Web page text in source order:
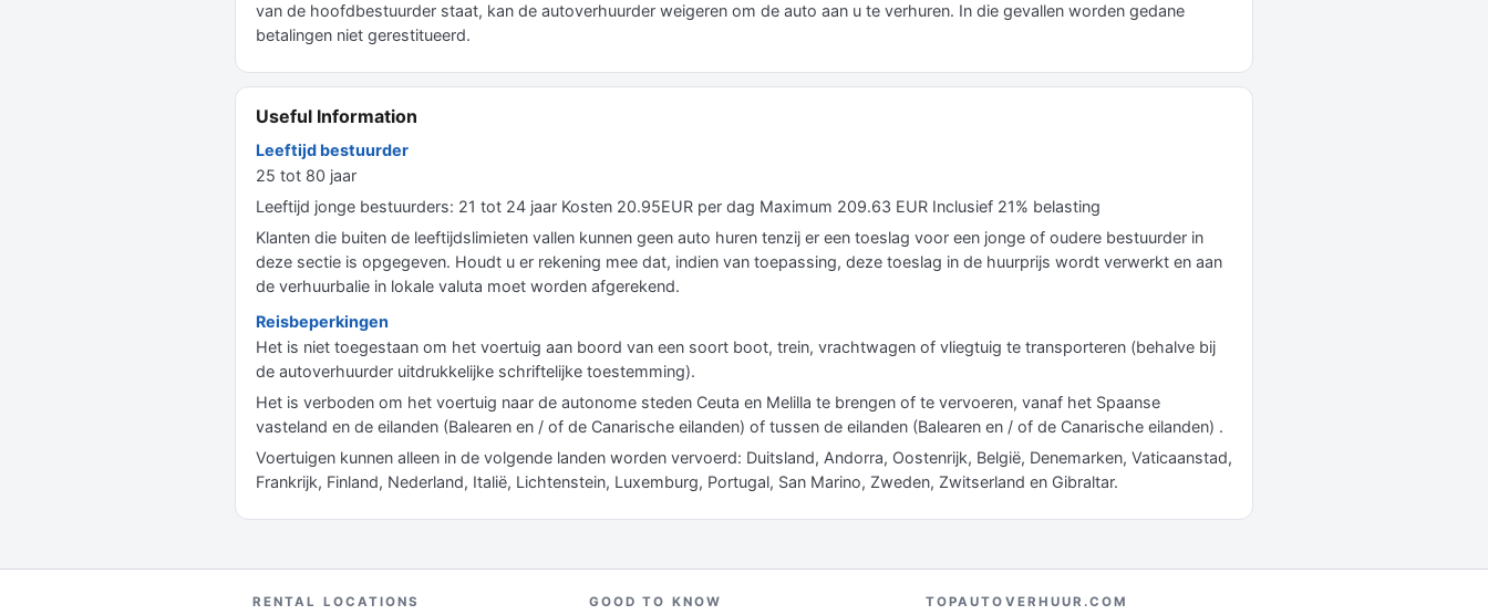
van de hoofdbestuurder staat, kan de autoverhuurder weigeren om de auto aan u te verhuren. In die gevallen worden gedane
betalingen niet gerestitueerd.
Useful Information
Leeftijd bestuurder
25 tot 80 jaar
Leeftijd jonge bestuurders: 21 tot 24 jaar Kosten 20.95EUR per dag Maximum 209.63 EUR Inclusief 21% belasting
Klanten die buiten de leeftijdslimieten vallen kunnen geen auto huren tenzij er een toeslag voor een jonge of oudere bestuurder in
deze sectie is opgegeven. Houdt u er rekening mee dat, indien van toepassing, deze toeslag in de huurprijs wordt verwerkt en aan
de verhuurbalie in lokale valuta moet worden afgerekend.
Reisbeperkingen
Het is niet toegestaan ​​om het voertuig aan boord van een soort boot, trein, vrachtwagen of vliegtuig te transporteren (behalve bij
de autoverhuurder uitdrukkelijke schriftelijke toestemming).
Het is verboden om het voertuig naar de autonome steden Ceuta en Melilla te brengen of te vervoeren, vanaf het Spaanse
vasteland en de eilanden (Balearen en / of de Canarische eilanden) of tussen de eilanden (Balearen en / of de Canarische eilanden) .
Voertuigen kunnen alleen in de volgende landen worden vervoerd: Duitsland, Andorra, Oostenrijk, België, Denemarken, Vaticaanstad,
Frankrijk, Finland, Nederland, Italië, Lichtenstein, Luxemburg, Portugal, San Marino, Zweden, Zwitserland en Gibraltar.
RENTAL LOCATIONS GOOD TO KNOW TOPAUTOVERHUUR.COM